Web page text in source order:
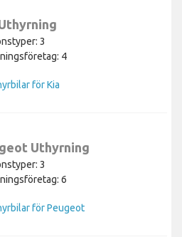
3
4
för Kia
Uthyrning
3
6
för Peugeot